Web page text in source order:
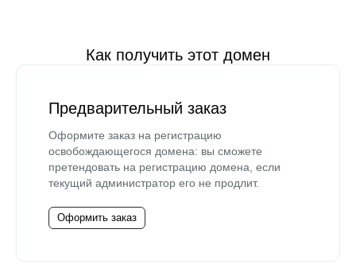
Как получить этот домен
Предварительный заказ
Оформите заказ на регистрацию
освобождающегося домена: вы сможете
претендовать на регистрацию домена, если
текущий администратор его не продлит.
Оформить заказ